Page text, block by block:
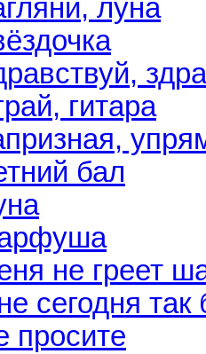
луна
гитара
бал
не греет
сегодня так
просите